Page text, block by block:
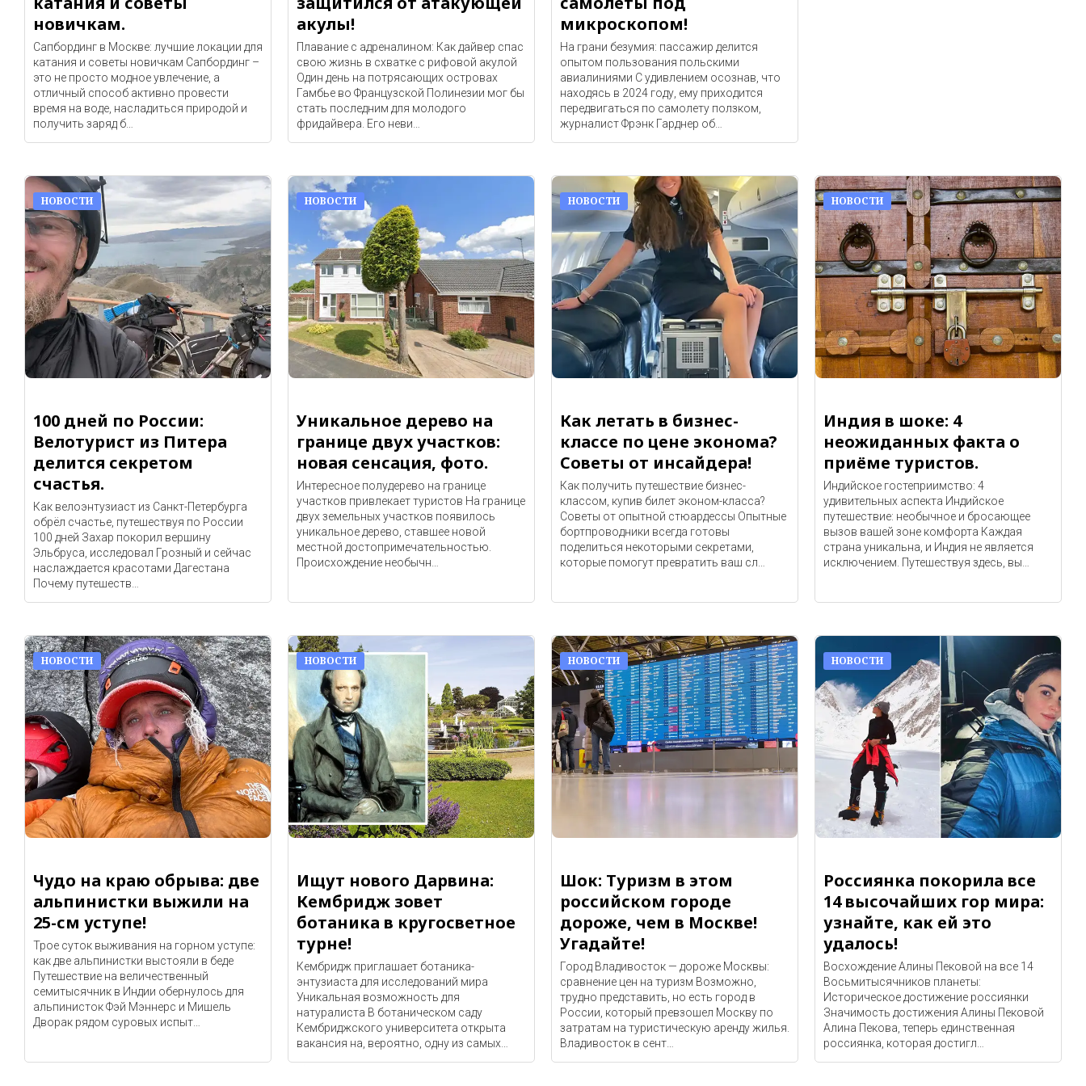
новичкам.
Сапбординг в Москве: лучшие локации для
катания и советы новичкам Сапбординг –
это не просто модное увлечение, а
отличный способ активно провести
время на воде, насладиться природой и
получить заряд б…
акулы!
Плавание с адреналином: Как дайвер спас
свою жизнь в схватке с рифовой акулой
Один день на потрясающих островах
Гамбье во Французской Полинезии мог бы
стать последним для молодого
фридайвера. Его неви…
микроскопом!
На грани безумия: пассажир делится
опытом пользования польскими
авиалиниями С удивлением осознав, что
находясь в 2024 году, ему приходится
передвигаться по самолету ползком,
журналист Фрэнк Гарднер об…
НОВОСТИ
100 дней по России:
Велотурист из Питера
делится секретом
счастья.
Как велоэнтузиаст из Санкт-Петербурга
обрёл счастье, путешествуя по России
100 дней Захар покорил вершину
Эльбруса, исследовал Грозный и сейчас
наслаждается красотами Дагестана
Почему путешеств…
НОВОСТИ
Уникальное дерево на
границе двух участков:
новая сенсация, фото.
Интересное полудерево на границе
участков привлекает туристов На границе
двух земельных участков появилось
уникальное дерево, ставшее новой
местной достопримечательностью.
Происхождение необычн…
НОВОСТИ
Как летать в бизнес-
классе по цене эконома?
Советы от инсайдера!
Как получить путешествие бизнес-
классом, купив билет эконом-класса?
Советы от опытной стюардессы Опытные
бортпроводники всегда готовы
поделиться некоторыми секретами,
которые помогут превратить ваш сл…
НОВОСТИ
Индия в шоке: 4
неожиданных факта о
приёме туристов.
Индийское гостеприимство: 4
удивительных аспекта Индийское
путешествие: необычное и бросающее
вызов вашей зоне комфорта Каждая
страна уникальна, и Индия не является
исключением. Путешествуя здесь, вы…
НОВОСТИ
Чудо на краю обрыва: две
альпинистки выжили на
25-см уступе!
Трое суток выживания на горном уступе:
как две альпинистки выстояли в беде
Путешествие на величественный
семитысячник в Индии обернулось для
альпинисток Фэй Мэннерс и Мишель
Дворак рядом суровых испыт…
НОВОСТИ
Ищут нового Дарвина:
Кембридж зовет
ботаника в кругосветное
турне!
Кембридж приглашает ботаника-
энтузиаста для исследований мира
Уникальная возможность для
натуралиста В ботаническом саду
Кембриджского университета открыта
вакансия на, вероятно, одну из самых…
НОВОСТИ
Шок: Туризм в этом
российском городе
дороже, чем в Москве!
Угадайте!
Город Владивосток — дороже Москвы:
сравнение цен на туризм Возможно,
трудно представить, но есть город в
России, который превзошел Москву по
затратам на туристическую аренду жилья.
Владивосток в сент…
НОВОСТИ
Россиянка покорила все
14 высочайших гор мира:
узнайте, как ей это
удалось!
Восхождение Алины Пековой на все 14
Восьмитысячников планеты:
Историческое достижение россиянки
Значимость достижения Алины Пековой
Алина Пекова, теперь единственная
россиянка, которая достигл…